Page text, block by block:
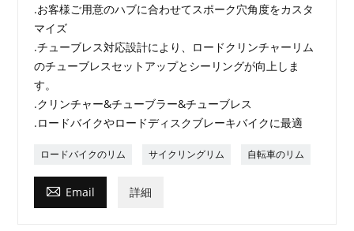
.お客様ご用意のハブに合わせてスポーク穴角度をカスタ
マイズ
.チューブレス対応設計により、ロードクリンチャーリム
のチューブレスセットアップとシーリングが向上しま
す。
.クリンチャー&チューブラー&チューブレス
.ロードバイクやロードディスクブレーキバイクに最適
ロードバイクのリム サイクリングリム 自転車のリム
 Email 詳細